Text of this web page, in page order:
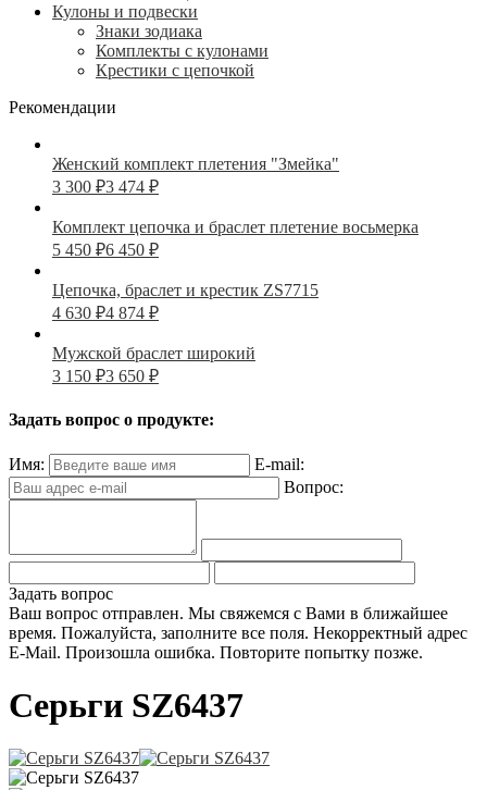
Кулоны и подвески
Знаки зодиака
Комплекты с кулонами
Крестики с цепочкой
Рекомендации
Женский комплект плетения "Змейка"
3 300 ₽3 474 ₽
Комплект цепочка и браслет плетение восьмерка
5 450 ₽6 450 ₽
Цепочка, браслет и крестик ZS7715
4 630 ₽4 874 ₽
Мужской браслет широкий
3 150 ₽3 650 ₽
Задать вопрос о продукте:
Имя:
E-mail:
Вопрос:
Задать вопрос
Ваш вопрос отправлен. Мы свяжемся с Вами в ближайшее
время. Пожалуйста, заполните все поля. Некорректный адрес
E-Mail. Произошла ошибка. Повторите попытку позже.
Серьги SZ6437